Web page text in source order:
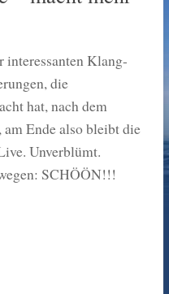
interessanten Klang-
die
hat, nach dem
Ende also bleibt die
Unverblümt.
SCHÖÖN!!!